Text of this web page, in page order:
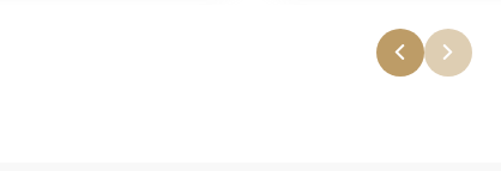
خرید زیرسفره مدل فرشینه کد 1188، هم از زیبایی دکوراسیون منزل خود لذت ببرید و هم از یک